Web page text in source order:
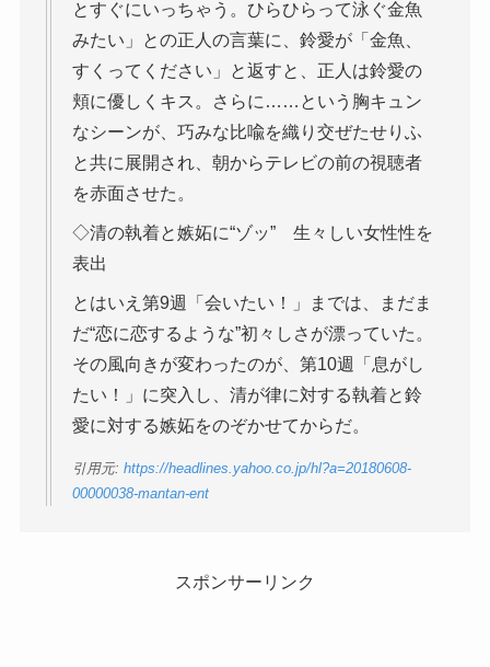
とすぐにいっちゃう。ひらひらって泳ぐ金魚
みたい」との正人の言葉に、鈴愛が「金魚、
すくってください」と返すと、正人は鈴愛の
頬に優しくキス。さらに……という胸キュン
なシーンが、巧みな比喩を織り交ぜたせりふ
と共に展開され、朝からテレビの前の視聴者
を赤面させた。
◇清の執着と嫉妬に“ゾッ” 生々しい女性性を
表出
とはいえ第9週「会いたい！」までは、まだま
だ“恋に恋するような”初々しさが漂っていた。
その風向きが変わったのが、第10週「息がし
たい！」に突入し、清が律に対する執着と鈴
愛に対する嫉妬をのぞかせてからだ。
引用元: https://headlines.yahoo.co.jp/hl?a=20180608-
00000038-mantan-ent
スポンサーリンク